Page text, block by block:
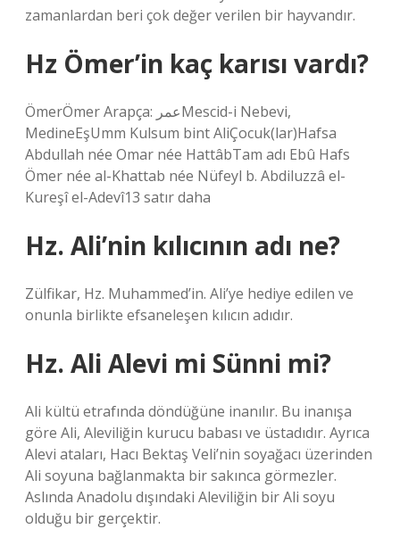
zamanlardan beri çok değer verilen bir hayvandır.
Hz Ömer’in kaç karısı vardı?
ÖmerÖmer Arapça: عمرMescid-i Nebevi,
MedineEşUmm Kulsum bint AliÇocuk(lar)Hafsa
Abdullah née Omar née HattâbTam adı Ebû Hafs
Ömer née al-Khattab née Nüfeyl b. Abdiluzzâ el-
Kureşî el-Adevî13 satır daha
Hz. Ali’nin kılıcının adı ne?
Zülfikar, Hz. Muhammed’in. Ali’ye hediye edilen ve
onunla birlikte efsaneleşen kılıcın adıdır.
Hz. Ali Alevi mi Sünni mi?
Ali kültü etrafında döndüğüne inanılır. Bu inanışa
göre Ali, Aleviliğin kurucu babası ve üstadıdır. Ayrıca
Alevi ataları, Hacı Bektaş Veli’nin soyağacı üzerinden
Ali soyuna bağlanmakta bir sakınca görmezler.
Aslında Anadolu dışındaki Aleviliğin bir Ali soyu
olduğu bir gerçektir.